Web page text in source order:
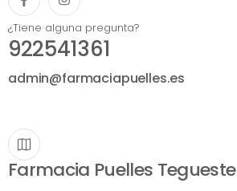
¿Tiene alguna pregunta?
922541361
admin@farmaciapuelles.es
Farmacia Puelles Tegueste